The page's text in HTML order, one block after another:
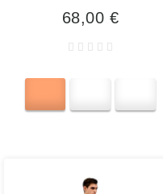
68,00 €